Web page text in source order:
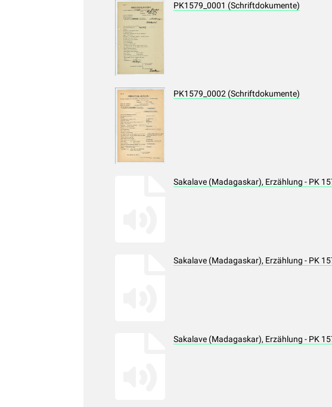
PK1579_0001 (Schriftdokumente)
PK1579_0002 (Schriftdokumente)
Sakalave (Madagaskar), Erzählung - PK
Sakalave (Madagaskar), Erzählung - PK
Sakalave (Madagaskar), Erzählung - PK